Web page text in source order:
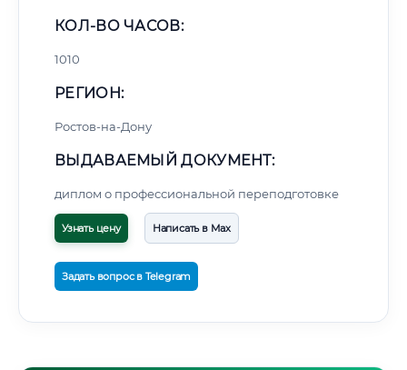
КОЛ-ВО ЧАСОВ:
1010
РЕГИОН:
Ростов-на-Дону
ВЫДАВАЕМЫЙ ДОКУМЕНТ:
диплом о профессиональной переподготовке
Узнать цену Написать в Max
Задать вопрос в Telegram